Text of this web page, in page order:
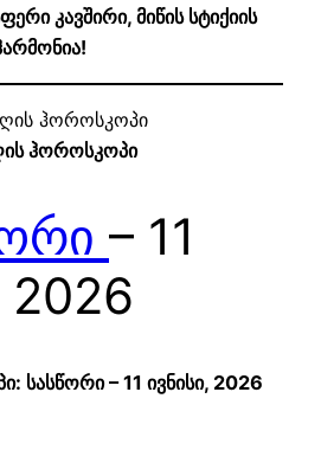
კავშირი, მიწის სტიქიის
ჰოროსკოპი
– 11
2026
სასწორი – 11 ივნისი, 2026